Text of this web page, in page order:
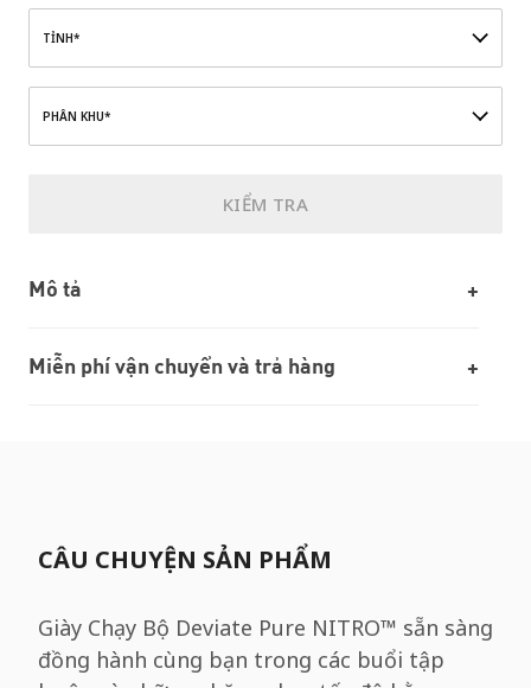
TỈNH*
PHÂN KHU*
KIỂM TRA
Mô tả
Miễn phí vận chuyển và trả hàng
CÂU CHUYỆN SẢN PHẨM
Giày Chạy Bộ Deviate Pure NITRO™ sẵn sàng
đồng hành cùng bạn trong các buổi tập